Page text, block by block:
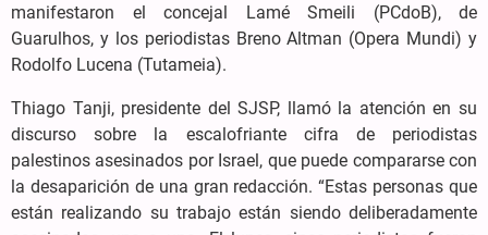
manifestaron el concejal Lamé Smeili (PCdoB), de
Guarulhos, y los periodistas Breno Altman (Opera Mundi) y
Rodolfo Lucena (Tutameia).
Thiago Tanji, presidente del SJSP, llamó la atención en su
discurso sobre la escalofriante cifra de periodistas
palestinos asesinados por Israel, que puede compararse con
la desaparición de una gran redacción. “Estas personas que
están realizando su trabajo están siendo deliberadamente